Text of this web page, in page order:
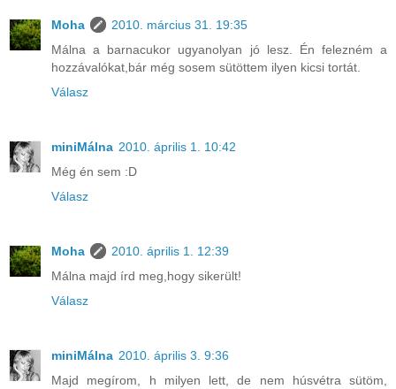
Moha
2010. március 31. 19:35
Málna a barnacukor ugyanolyan jó lesz. Én felezném a
hozzávalókat,bár még sosem sütöttem ilyen kicsi tortát.
Válasz
miniMálna 2010. április 1. 10:42
Még én sem :D
Válasz
Moha
2010. április 1. 12:39
Málna majd írd meg,hogy sikerült!
Válasz
miniMálna 2010. április 3. 9:36
Majd megírom, h milyen lett, de nem húsvétra sütöm,